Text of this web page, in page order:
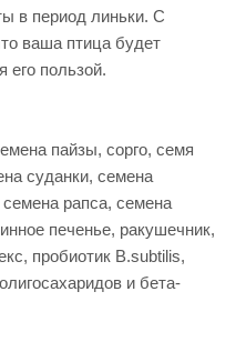
в период линьки. С
ваша птица будет
его пользой.
пайзы, сорго, семя
суданки, семена
рапса, семена
печенье, ракушечник,
пробиотик B.subtilis,
и бета-